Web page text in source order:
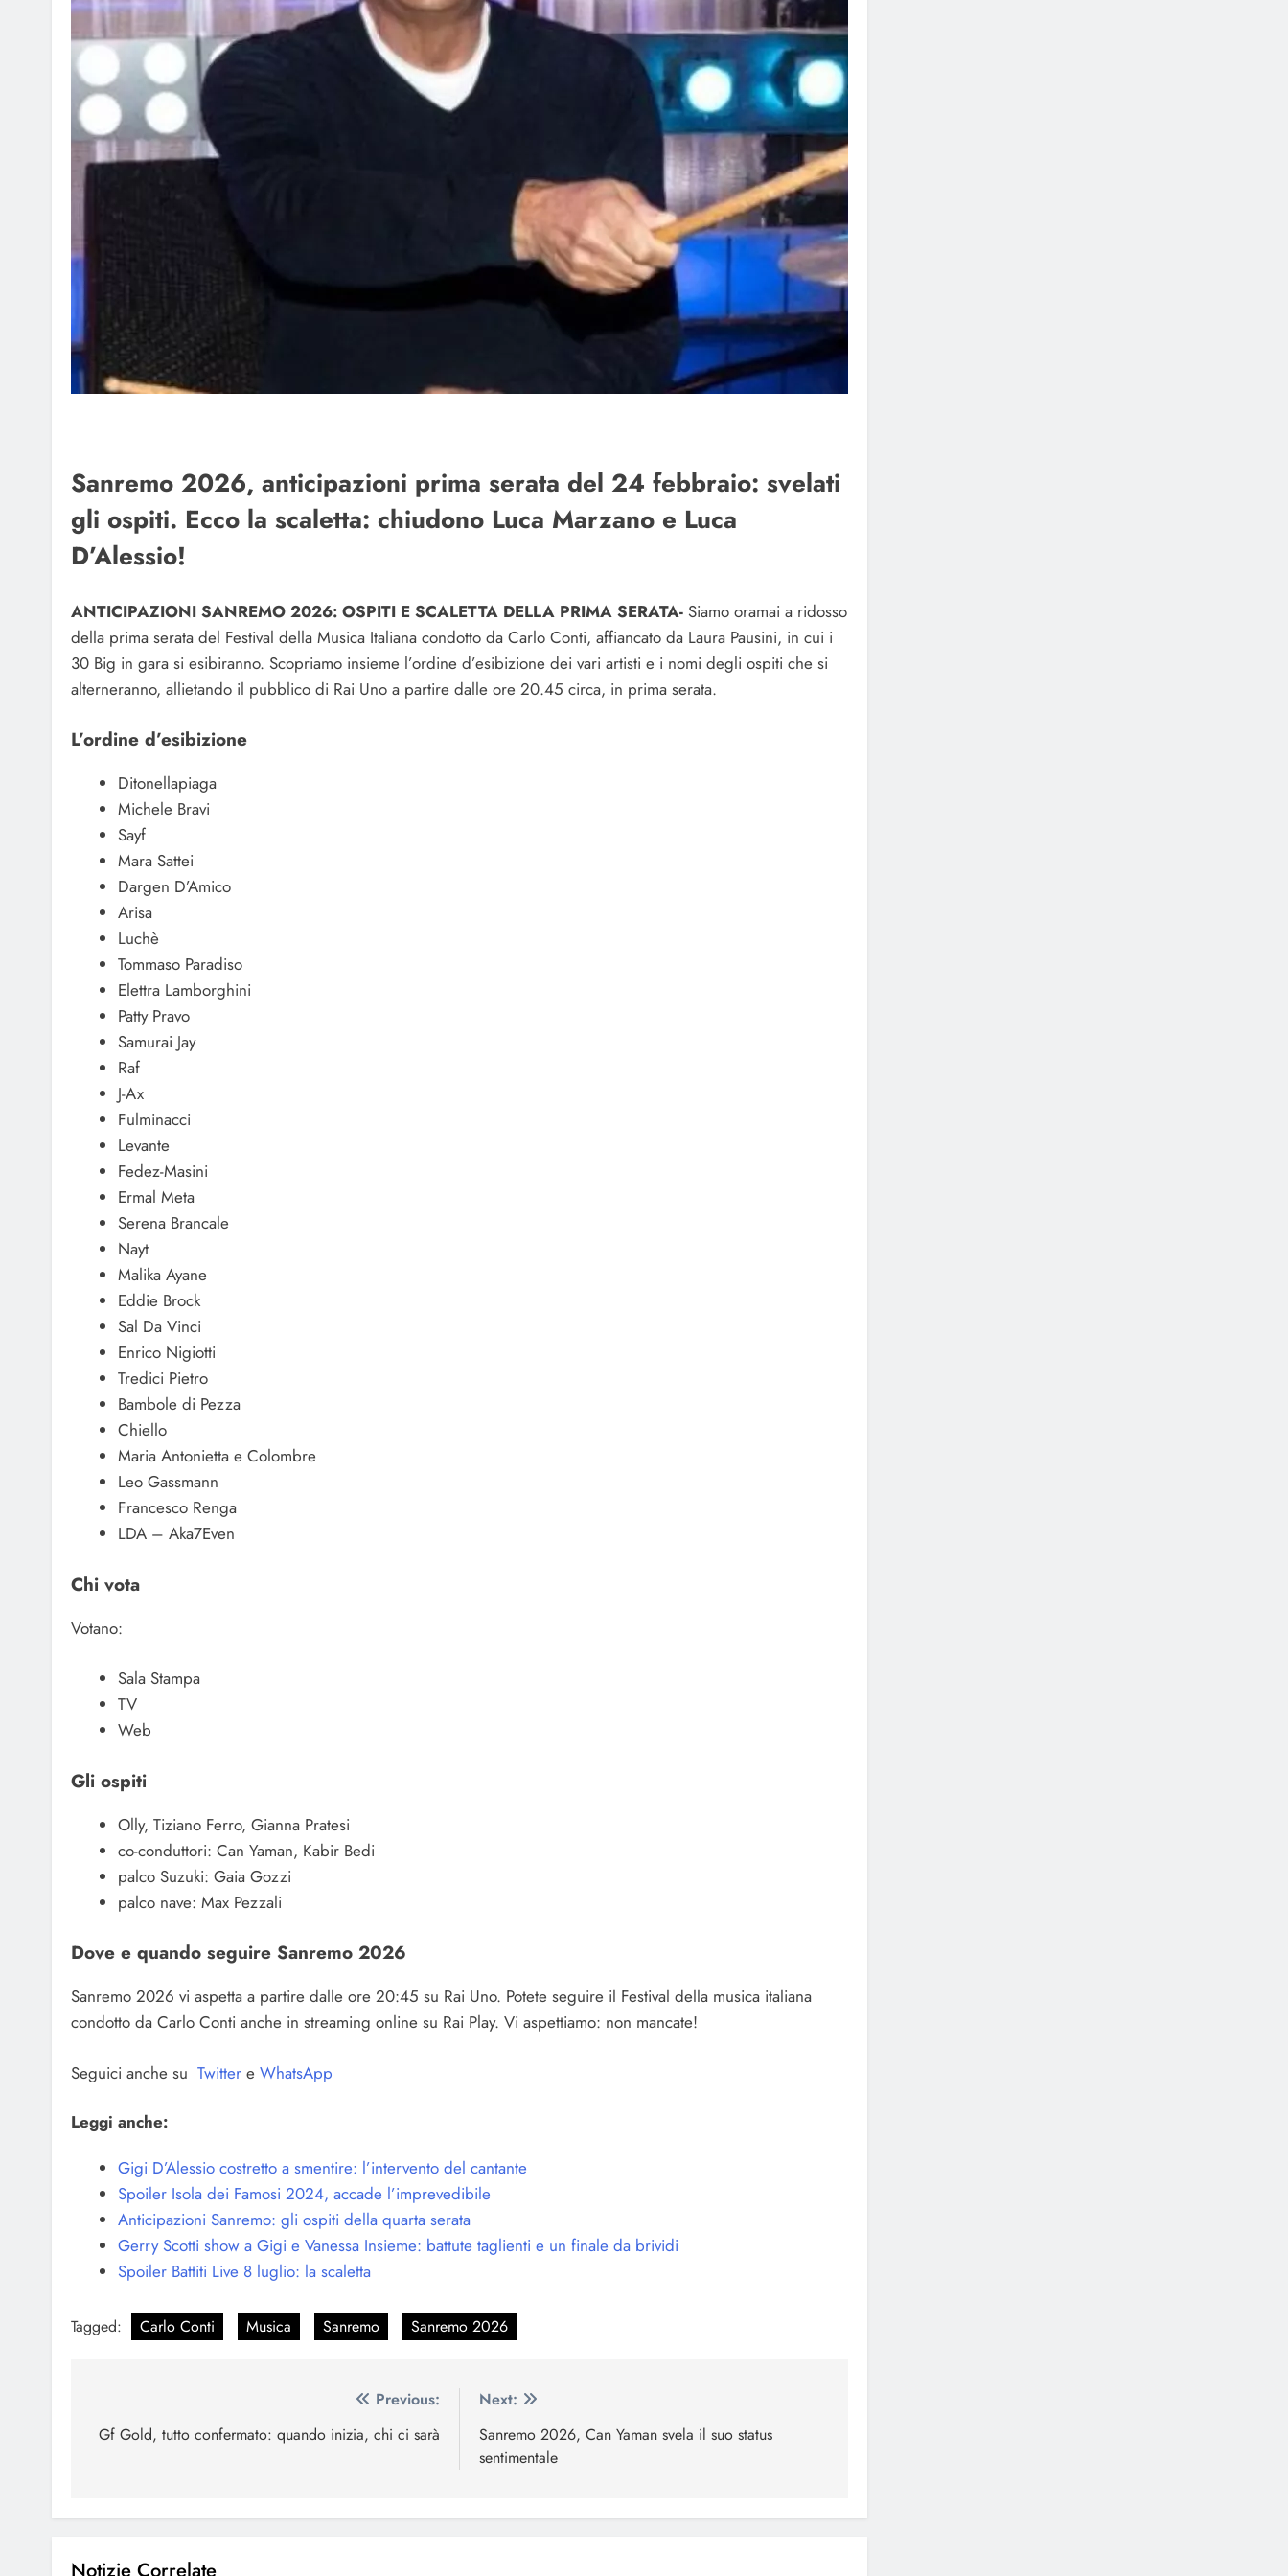
Sanremo 2026, anticipazioni prima serata del 24 febbraio: svelati
gli ospiti. Ecco la scaletta: chiudono Luca Marzano e Luca
D’Alessio!
ANTICIPAZIONI SANREMO 2026: OSPITI E SCALETTA DELLA PRIMA SERATA- Siamo oramai a ridosso
della prima serata del Festival della Musica Italiana condotto da Carlo Conti, affiancato da Laura Pausini, in cui i
30 Big in gara si esibiranno. Scopriamo insieme l’ordine d’esibizione dei vari artisti e i nomi degli ospiti che si
alterneranno, allietando il pubblico di Rai Uno a partire dalle ore 20.45 circa, in prima serata.
L’ordine d’esibizione
Ditonellapiaga
Michele Bravi
Sayf
Mara Sattei
Dargen D’Amico
Arisa
Luchè
Tommaso Paradiso
Elettra Lamborghini
Patty Pravo
Samurai Jay
Raf
J-Ax
Fulminacci
Levante
Fedez-Masini
Ermal Meta
Serena Brancale
Nayt
Malika Ayane
Eddie Brock
Sal Da Vinci
Enrico Nigiotti
Tredici Pietro
Bambole di Pezza
Chiello
Maria Antonietta e Colombre
Leo Gassmann
Francesco Renga
LDA – Aka7Even
Chi vota
Votano:
Sala Stampa
TV
Web
Gli ospiti
Olly, Tiziano Ferro, Gianna Pratesi
co-conduttori: Can Yaman, Kabir Bedi
palco Suzuki: Gaia Gozzi
palco nave: Max Pezzali
Dove e quando seguire Sanremo 2026
Sanremo 2026 vi aspetta a partire dalle ore 20:45 su Rai Uno. Potete seguire il Festival della musica italiana
condotto da Carlo Conti anche in streaming online su Rai Play. Vi aspettiamo: non mancate!
Seguici anche su Twitter e WhatsApp
Leggi anche:
Gigi D’Alessio costretto a smentire: l’intervento del cantante
Spoiler Isola dei Famosi 2024, accade l’imprevedibile
Anticipazioni Sanremo: gli ospiti della quarta serata
Gerry Scotti show a Gigi e Vanessa Insieme: battute taglienti e un finale da brividi
Spoiler Battiti Live 8 luglio: la scaletta
Tagged: Carlo Conti Musica Sanremo Sanremo 2026
articoli
Previous:
Gf Gold, tutto confermato: quando inizia, chi ci sarà
Next:
Sanremo 2026, Can Yaman svela il suo status
sentimentale